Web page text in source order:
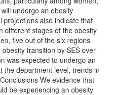
undergo an obesity
also indicate that
different stages of the obesity
five out of the six regions
transition by SES over
was expected to undergo an
the department level, trends in
We evidence that
be experiencing an obesity